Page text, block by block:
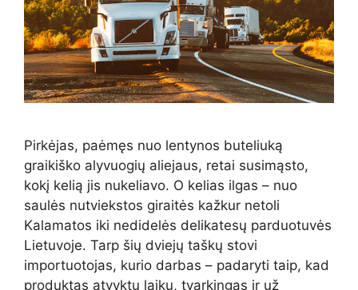
Pirkėjas, paėmęs nuo lentynos buteliuką
graikiško alyvuogių aliejaus, retai susimąsto,
kokį kelią jis nukeliavo. O kelias ilgas – nuo
saulės nutviekstos giraitės kažkur netoli
Kalamatos iki nedidelės delikatesų parduotuvės
Lietuvoje. Tarp šių dviejų taškų stovi
importuotojas, kurio darbas – padaryti taip, kad
produktas atvyktų laiku, tvarkingas ir už